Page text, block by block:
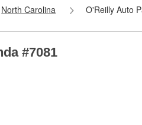
North Carolina O'Reilly Auto
#7081